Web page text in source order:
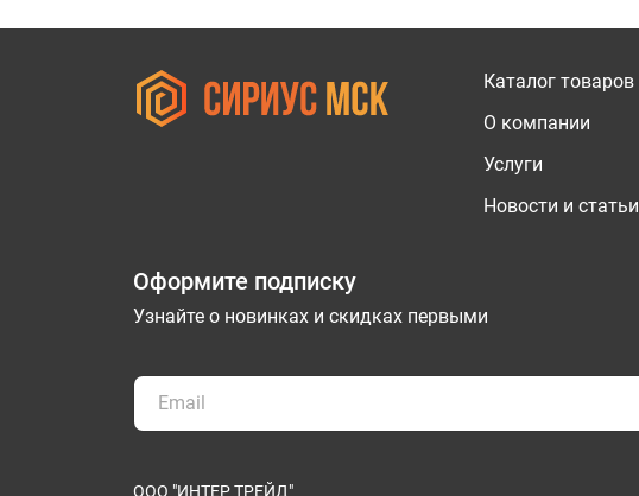
Каталог товаров
О компании
Услуги
Новости и статьи
Оформите подписку
Узнайте о новинках и скидках первыми
ООО "ИНТЕР ТРЕЙД"